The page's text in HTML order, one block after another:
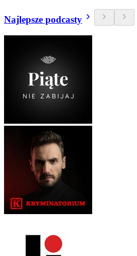
Najlepsze podcasty